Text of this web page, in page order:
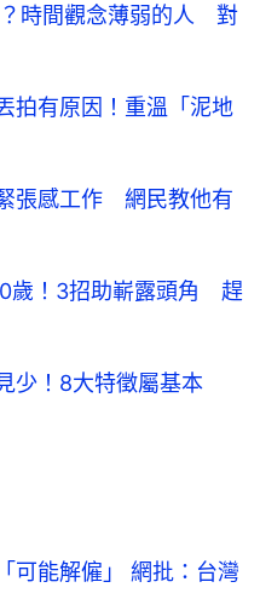
時間觀念薄弱的人 對
拍有原因！重溫「泥地
張感工作 網民教他有
歲！3招助嶄露頭角 趕
少！8大特徵屬基本
可能解僱」 網批：台灣